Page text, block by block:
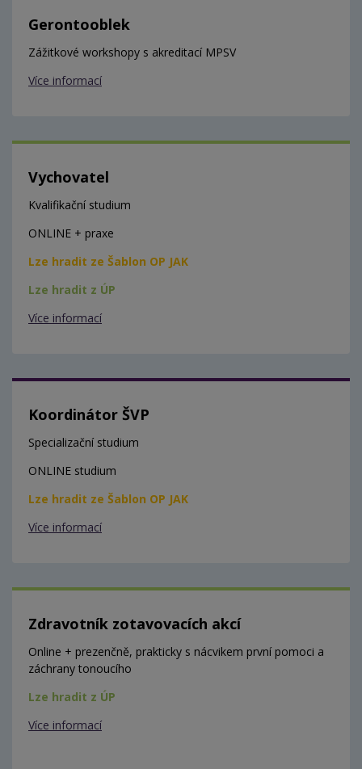
Gerontooblek
Zážitkové workshopy s akreditací MPSV
Více informací
Vychovatel
Kvalifikační studium
ONLINE + praxe
Lze hradit ze Šablon OP JAK
Lze hradit z ÚP
Více informací
Koordinátor ŠVP
Specializační studium
ONLINE studium
Lze hradit ze Šablon OP JAK
Více informací
Zdravotník zotavovacích akcí
Online + prezenčně, prakticky s nácvikem první pomoci a
záchrany tonoucího
Lze hradit z ÚP
Více informací